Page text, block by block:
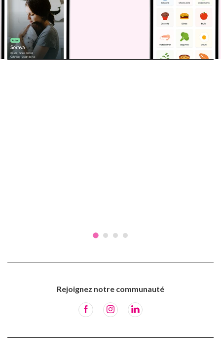
Rejoignez notre communauté